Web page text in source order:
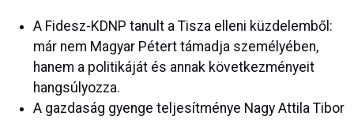
A Fidesz-KDNP tanult a Tisza elleni küzdelemből:
már nem Magyar Pétert támadja személyében,
hanem a politikáját és annak következményeit
hangsúlyozza.
A gazdaság gyenge teljesítménye Nagy Attila Tibor